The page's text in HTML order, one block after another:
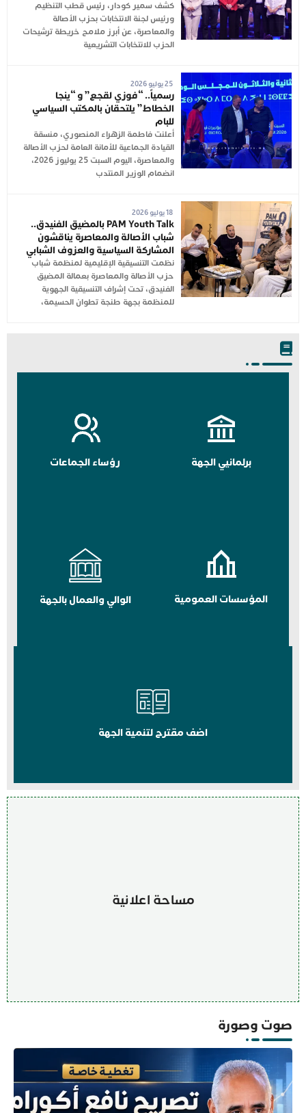
كشف سمير كودار، رئيس قطب التنظيم
ورئيس لجنة الانتخابات بحزب الأصالة
والمعاصرة، عن أبرز ملامح خريطة ترشيحات
الحزب للانتخابات التشريعية
25 يوليو 2026
رسمياً.. “فوزي لقجع” و “ينجا
الخطاط” يلتحقان بالمكتب السياسي
للبام
أعلنت فاطمة الزهراء المنصوري، منسقة
القيادة الجماعية للأمانة العامة لحزب الأصالة
والمعاصرة، اليوم السبت 25 يوليوز 2026،
انضمام الوزير المنتدب
18 يوليو 2026
PAM Youth Talk بالمضيق الفنيدق..
شباب الأصالة والمعاصرة يناقشون
المشاركة السياسية والعزوف الشبابي
نظمت التنسيقية الإقليمية لمنظمة شباب
حزب الأصالة والمعاصرة بعمالة المضيق
الفنيدق، تحت إشراف التنسيقية الجهوية
للمنظمة بجهة طنجة تطوان الحسيمة،
برلمانيي الجهة رؤساء الجماعات
المؤسسات العمومية الوالي والعمال بالجهة
اضف مقترح لتنمية الجهة
مساحة اعلانية
صوت وصورة